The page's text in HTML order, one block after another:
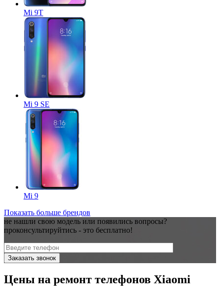
Mi 9T
Mi 9 SE
Mi 9
Показать больше брендов
не нашли свою модель или появились вопросы?
проконсультируйтись - это бесплатно!
Цены на ремонт телефонов Xiaomi